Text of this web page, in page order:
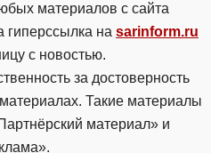
материалов с сайта
на sarinform.ru
с новостью.
за достоверность
Такие материалы
материал» и